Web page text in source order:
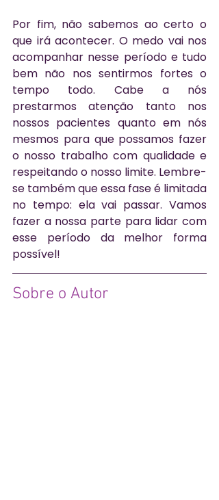
Por fim, não sabemos ao certo o
que irá acontecer. O medo vai nos
acompanhar nesse período e tudo
bem não nos sentirmos fortes o
tempo todo. Cabe a nós
prestarmos atenção tanto nos
nossos pacientes quanto em nós
mesmos para que possamos fazer
o nosso trabalho com qualidade e
respeitando o nosso limite. Lembre-
se também que essa fase é limitada
no tempo: ela vai passar. Vamos
fazer a nossa parte para lidar com
esse período da melhor forma
possível!
Sobre o Autor